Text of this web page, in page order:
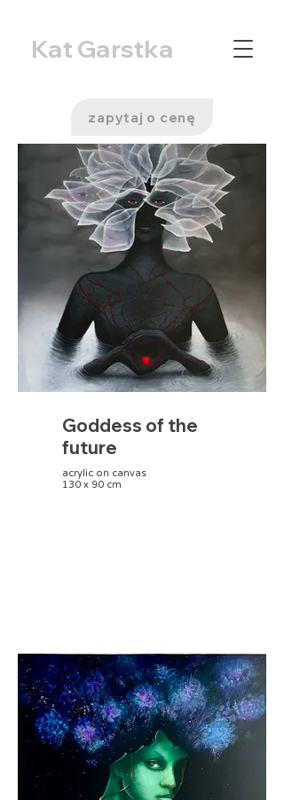
Kat Garstka
zapytaj o cenę
Goddess of the
future
acrylic on canvas
130 x 90 cm